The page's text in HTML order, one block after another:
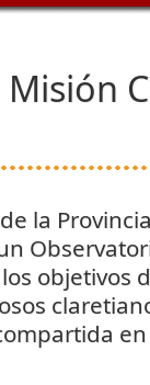
Misión
la
objetivos